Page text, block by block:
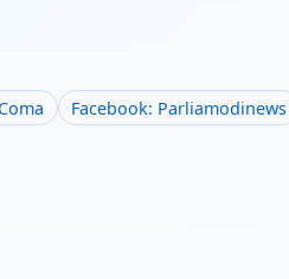
Facebook: Parliamodinews